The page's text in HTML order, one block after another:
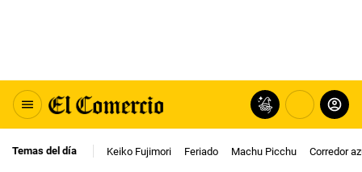
Temas del día Keiko Fujimori Feriado Machu Picchu Corredor